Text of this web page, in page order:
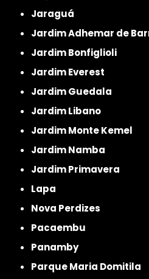
Jaraguá
Jardim Adhemar de
Jardim Bonfiglioli
Jardim Everest
Jardim Guedala
Jardim Libano
Jardim Monte Kemel
Jardim Namba
Jardim Primavera
Lapa
Nova Perdizes
Pacaembu
Panamby
Parque Maria Domitila